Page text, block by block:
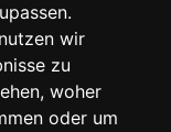
wir
zu
woher
oder um